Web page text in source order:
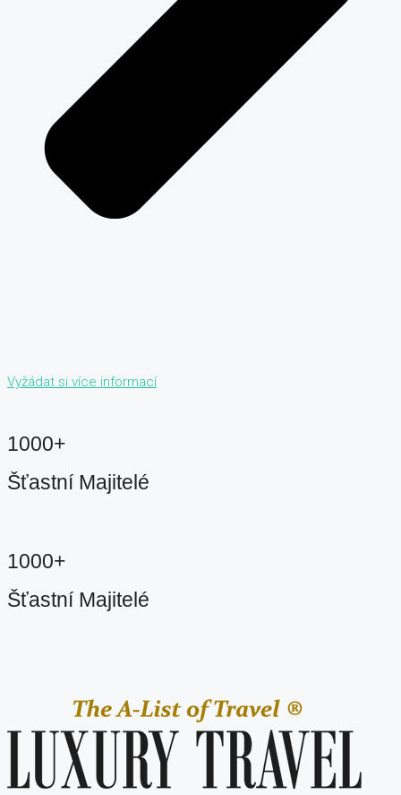
Vyžádat si více informací
1000+
Šťastní Majitelé
1000+
Šťastní Majitelé